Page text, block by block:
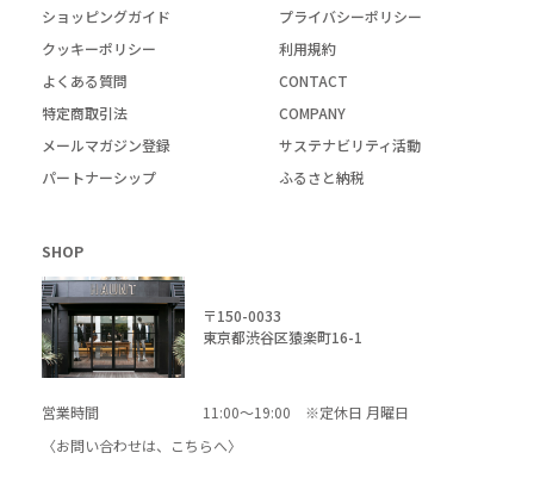
ショッピングガイド
プライバシーポリシー
クッキーポリシー
利用規約
よくある質問
CONTACT
特定商取引法
COMPANY
メールマガジン登録
サステナビリティ活動
パートナーシップ
ふるさと納税
SHOP
〒150-0033
東京都渋谷区猿楽町16-1
営業時間
11:00～19:00 ※定休日 月曜日
〈お問い合わせは、
こちらへ〉